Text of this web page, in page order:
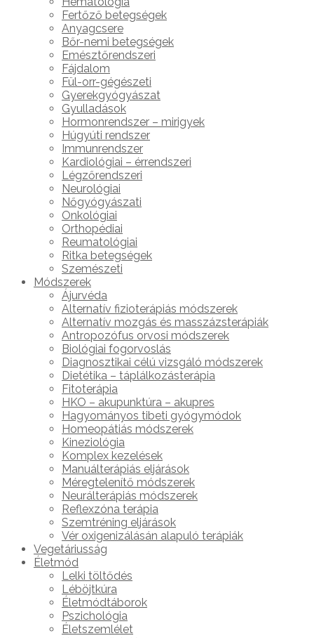
Fertőző betegségek
Anyagcsere
Bőr-nemi betegségek
Emésztőrendszeri
Fájdalom
Fül-orr-gégészeti
Gyerekgyógyászat
Gyulladások
Hormonrendszer – mirigyek
Húgyúti rendszer
Immunrendszer
Kardiológiai – érrendszeri
Légzőrendszeri
Neurológiai
Nőgyógyászati
Onkológiai
Orthopédiai
Reumatológiai
Ritka betegségek
Szemészeti
Módszerek
Ájurvéda
Alternatív fizioterápiás módszerek
Alternatív mozgás és masszázsterápiák
Antropozófus orvosi módszerek
Biológiai fogorvoslás
Diagnosztikai célú vizsgáló módszerek
Dietétika – táplálkozásterápia
Fitoterápia
HKO – akupunktúra – akupres
Hagyományos tibeti gyógymódok
Homeopátiás módszerek
Kineziológia
Komplex kezelések
Manuálterápiás eljárások
Méregtelenítő módszerek
Neurálterápiás módszerek
Reflexzóna terápia
Szemtréning eljárások
Vér oxigenizálásán alapuló terápiák
Vegetáriusság
Életmód
Lelki töltődés
Léböjtkúra
Életmódtáborok
Pszichológia
Életszemlélet